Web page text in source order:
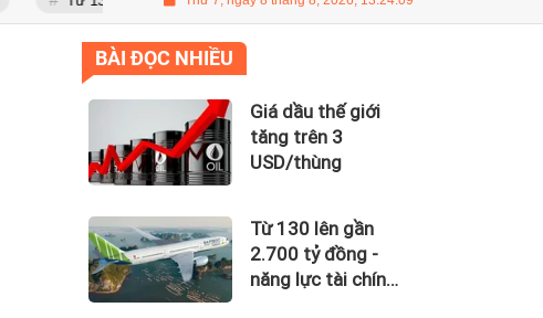
BÀI ĐỌC NHIỀU
Giá dầu thế giới
tăng trên 3
USD/thùng
Từ 130 lên gần
2.700 tỷ đồng -
năng lực tài chính